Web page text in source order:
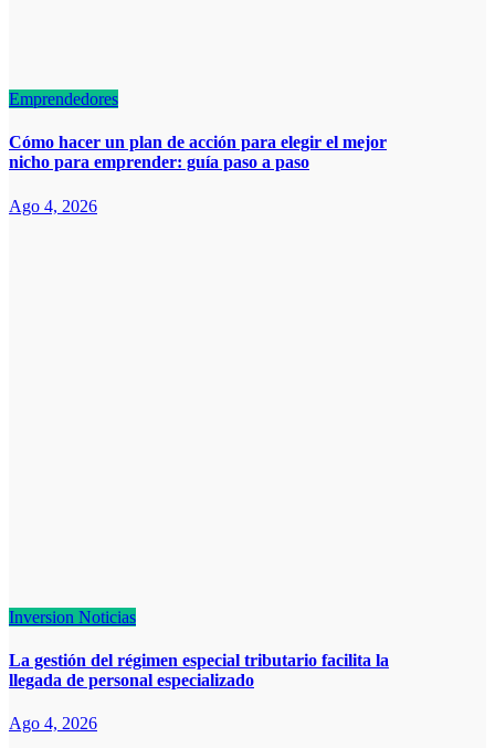
Emprendedores
Cómo hacer un plan de acción para elegir el mejor
nicho para emprender: guía paso a paso
Ago 4, 2026
Inversion Noticias
La gestión del régimen especial tributario facilita la
llegada de personal especializado
Ago 4, 2026